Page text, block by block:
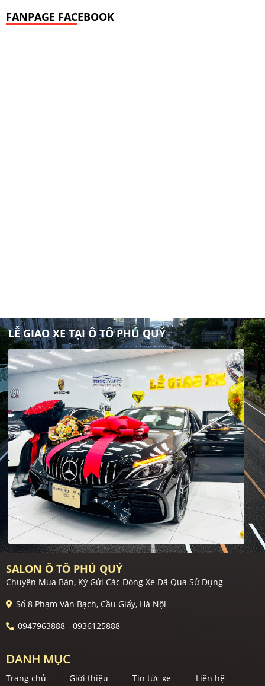
FANPAGE FACEBOOK
LỄ GIAO XE TẠI Ô TÔ PHÚ QUÝ
SALON Ô TÔ PHÚ QUÝ
Chuyên Mua Bán, Ký Gửi Các Dòng Xe Đã Qua Sử Dụng
Số 8 Phạm Văn Bạch, Cầu Giấy, Hà Nội
0947963888 - 0936125888
DANH MỤC
Trang chủ Giới thiệu Tin tức xe Liên hệ